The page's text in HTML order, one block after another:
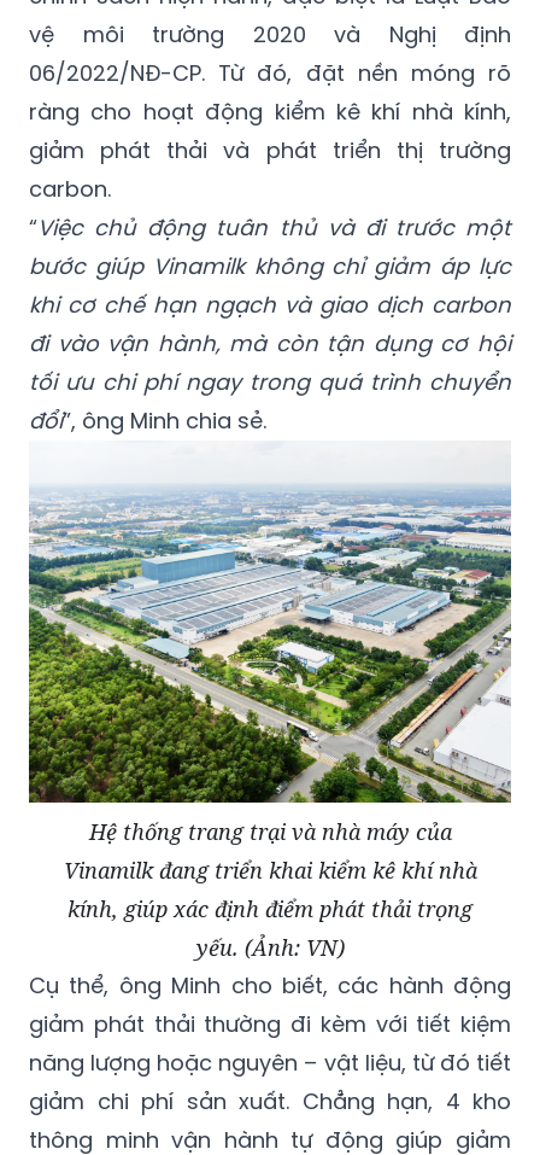
vệ môi trường 2020 và Nghị định
06/2022/NĐ-CP. Từ đó, đặt nền móng rõ
ràng cho hoạt động kiểm kê khí nhà kính,
giảm phát thải và phát triển thị trường
carbon.
“Việc chủ động tuân thủ và đi trước một
bước giúp Vinamilk không chỉ giảm áp lực
khi cơ chế hạn ngạch và giao dịch carbon
đi vào vận hành, mà còn tận dụng cơ hội
tối ưu chi phí ngay trong quá trình chuyển
đổi”, ông Minh chia sẻ.
Hệ thống trang trại và nhà máy của
Vinamilk đang triển khai kiểm kê khí nhà
kính, giúp xác định điểm phát thải trọng
yếu. (Ảnh: VN)
Cụ thể, ông Minh cho biết, các hành động
giảm phát thải thường đi kèm với tiết kiệm
năng lượng hoặc nguyên – vật liệu, từ đó tiết
giảm chi phí sản xuất. Chẳng hạn, 4 kho
thông minh vận hành tự động giúp giảm